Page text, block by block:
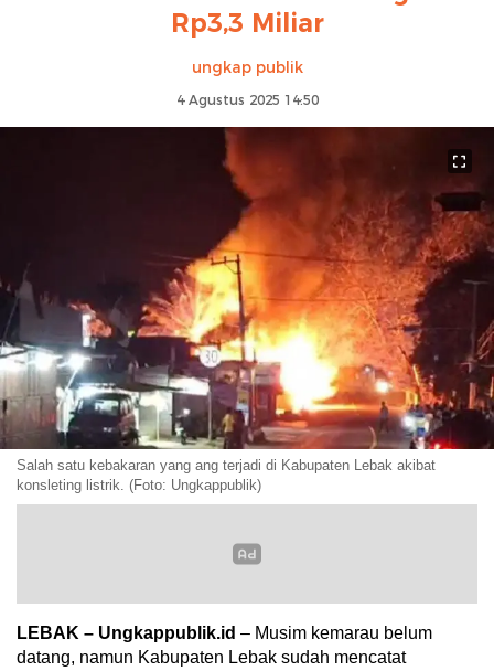
Rp3,3 Miliar
ungkap publik
4 Agustus 2025 14:50
Salah satu kebakaran yang ang terjadi di Kabupaten Lebak akibat
konsleting listrik. (Foto: Ungkappublik)
LEBAK – Ungkappublik.id – Musim kemarau belum
datang, namun Kabupaten Lebak sudah mencatat